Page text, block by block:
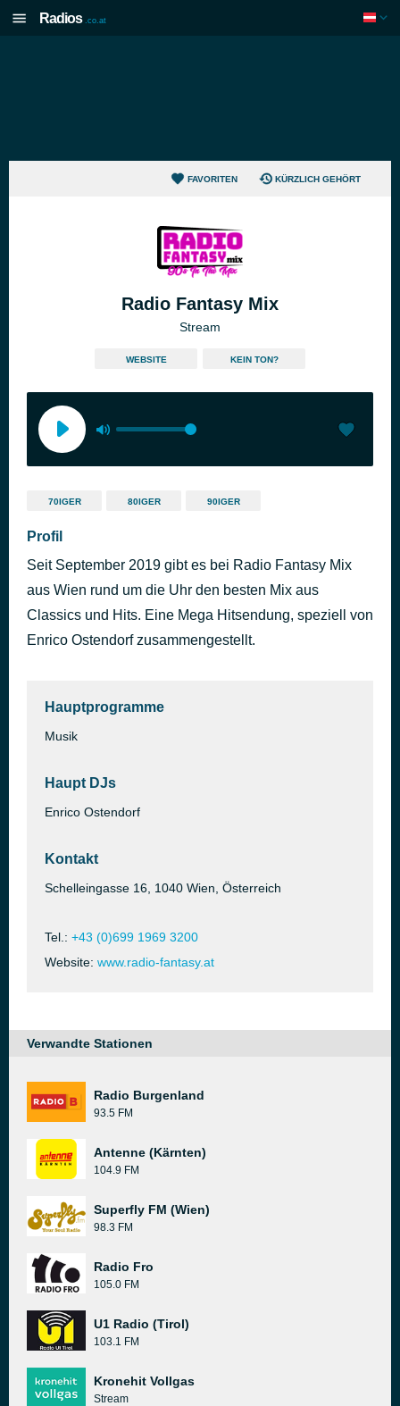
Radios .co.at
FAVORITEN KÜRZLICH GEHÖRT
Radio Fantasy Mix
Stream
WEBSITE KEIN TON?
70IGER 80IGER 90IGER
Profil
Seit September 2019 gibt es bei Radio Fantasy Mix
aus Wien rund um die Uhr den besten Mix aus
Classics und Hits. Eine Mega Hitsendung, speziell von
Enrico Ostendorf zusammengestellt.
Hauptprogramme
Musik
Haupt DJs
Enrico Ostendorf
Kontakt
Schelleingasse 16, 1040 Wien, Österreich
Tel.: +43 (0)699 1969 3200
Website: www.radio-fantasy.at
Verwandte Stationen
Radio Burgenland
93.5 FM
Antenne (Kärnten)
104.9 FM
Superfly FM (Wien)
98.3 FM
Radio Fro
105.0 FM
U1 Radio (Tirol)
103.1 FM
Kronehit Vollgas
Stream